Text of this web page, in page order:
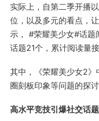
实际上，自第二季开播
位，以及多元的看点，
示， #荣耀美少女#话题
话题21个，累计阅读量
其中，《荣耀美少女2
圈刻板印象等问题的探
高水平竞技引爆社交话